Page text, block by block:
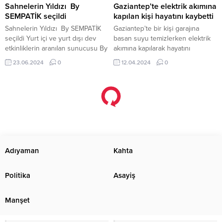
Enerji ve Tabii Kaynaklar Bakanlığı
tarafından 15 milyon lirayı
geçmemek kaydıyla bedellerinin
en...
‘Afetten Etkilenen Gençlerin
Güçlendirilmesi Destek...
Sahnelerin Yıldızı By
SEMPATİK seçildi
Sahnelerin Yıldızı By SEMPATİK
seçildi Yurt içi ve yurt dışı dev
etkinliklerin aranılan sunucusu By
SEMPATİK başarılı performansı ile
gündemden düşmüyor. Farklı
beğeni toplayan ünlü sunucu By
23.06.2024 0
Gaziantep’te elektrik akımına
kapılan kişi hayatını kaybetti
Gaziantep’te bir kişi garajına
basan suyu temizlerken elektrik
akımına kapılarak hayatını
kaybetti. 12 Nisan 2024, 12:30
yayınlandı Gaziantep’te elektrik
kaybetti Gaziantep’te yaşanan
sağanak sonrası Şahinbey ilçesi
Karataş Mahallesi’nde bir sitenin
etmek isterken elektrik...
12.04.2024 0
Adıyaman Kahta
Politika Asayiş
Manşet